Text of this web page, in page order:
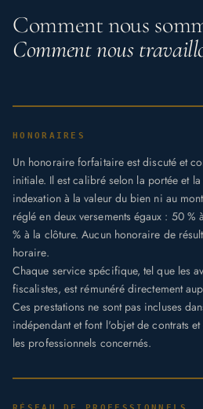
Comment nous
Comment nous
HONORAIRES
Un honoraire forfaitaire est discuté et
initiale. Il est calibré selon la portée et
indexation à la valeur du bien ni au
réglé en deux versements égaux : 50
% à la clôture. Aucun honoraire de
horaire.
Chaque service spécifique, tel que les
fiscalistes, est rémunéré directement
Ces prestations ne sont pas incluses
indépendant et font l'objet de contrats
les professionnels concernés.